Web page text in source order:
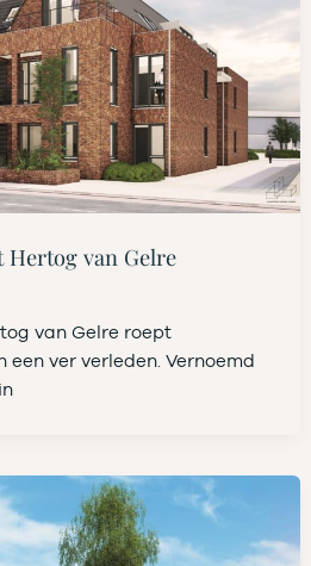
van Gelre
van Gelre roept
een ver verleden. Vernoemd